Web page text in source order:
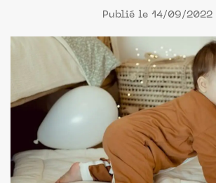
Publié le 14/09/2022